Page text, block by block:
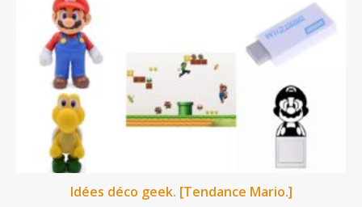
Idées déco geek. [Tendance Mario.]